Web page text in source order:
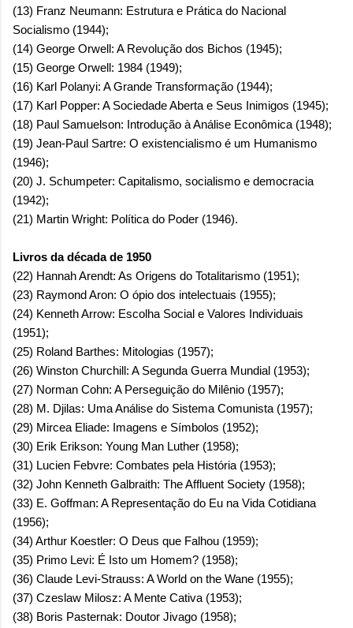
(13) Franz Neumann: Estrutura e Prática do Nacional
Socialismo (1944);
(14) George Orwell: A Revolução dos Bichos (1945);
(15) George Orwell: 1984 (1949);
(16) Karl Polanyi: A Grande Transformação (1944);
(17) Karl Popper: A Sociedade Aberta e Seus Inimigos (1945);
(18) Paul Samuelson: Introdução à Análise Econômica (1948);
(19) Jean-Paul Sartre: O existencialismo é um Humanismo
(1946);
(20) J. Schumpeter: Capitalismo, socialismo e democracia
(1942);
(21) Martin Wright: Política do Poder (1946).
Livros da década de 1950
(22) Hannah Arendt: As Origens do Totalitarismo (1951);
(23) Raymond Aron: O ópio dos intelectuais (1955);
(24) Kenneth Arrow: Escolha Social e Valores Individuais
(1951);
(25) Roland Barthes: Mitologias (1957);
(26) Winston Churchill: A Segunda Guerra Mundial (1953);
(27) Norman Cohn: A Perseguição do Milênio (1957);
(28) M. Djilas: Uma Análise do Sistema Comunista (1957);
(29) Mircea Eliade: Imagens e Símbolos (1952);
(30) Erik Erikson: Young Man Luther (1958);
(31) Lucien Febvre: Combates pela História (1953);
(32) John Kenneth Galbraith: The Affluent Society (1958);
(33) E. Goffman: A Representação do Eu na Vida Cotidiana
(1956);
(34) Arthur Koestler: O Deus que Falhou (1959);
(35) Primo Levi: É Isto um Homem? (1958);
(36) Claude Levi-Strauss: A World on the Wane (1955);
(37) Czeslaw Milosz: A Mente Cativa (1953);
(38) Boris Pasternak: Doutor Jivago (1958);